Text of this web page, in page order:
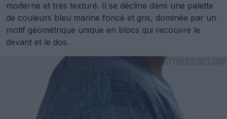
moderne et très texturé. Il se décline dans une palette
de couleurs bleu marine foncé et gris, dominée par un
motif géométrique unique en blocs qui recouvre le
devant et le dos.